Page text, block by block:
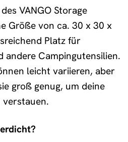
VANGO Storage
Größe von ca. 30 x 30 x
Platz für
andere Campingutensilien.
leicht variieren, aber
groß genug, um deine